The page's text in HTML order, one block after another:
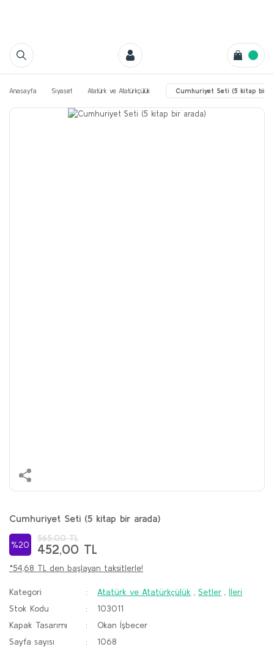
Anasayfa Siyaset Atatürk ve Atatürkçülük Cumhuriyet Seti (5 kitap bir
Cumhuriyet Seti (5 kitap bir arada)
%20
565,00 TL
452,00 TL
*54,68 TL den başlayan taksitlerle!
Kategori Atatürk ve Atatürkçülük ,Setler ,İleri
Stok Kodu
103011
Kapak Tasarımı
Okan İşbecer
Sayfa sayısı
1068